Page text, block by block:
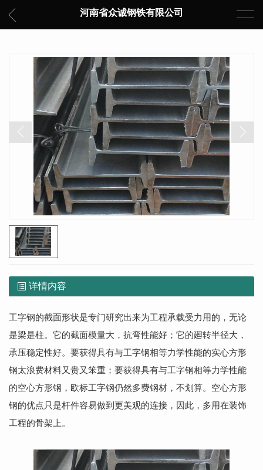
河南省众诚钢铁有限公司
详情内容
工字钢的截面形状是专门研究出来为工程承载受力用的，无论
是梁是柱。它的截面模量大，抗弯性能好；它的廻转半径大，
承压稳定性好。要获得具有与工字钢相等力学性能的实心方形
钢太浪费材料又贵又笨重；要获得具有与工字钢相等力学性能
的空心方形钢，欧标工字钢仍然多费钢材，不划算。空心方形
钢的优点只是杆件容易做到更美观的连接，因此，多用在装饰
工程的骨架上。